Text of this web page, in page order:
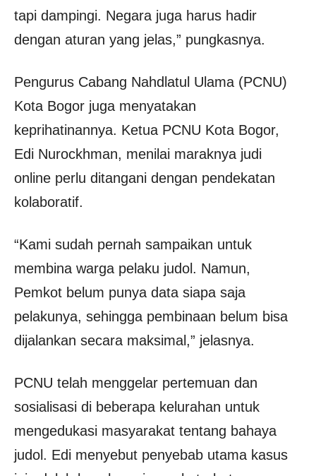
tapi dampingi. Negara juga harus hadir
dengan aturan yang jelas,” pungkasnya.
Pengurus Cabang Nahdlatul Ulama (PCNU)
Kota Bogor juga menyatakan
keprihatinannya. Ketua PCNU Kota Bogor,
Edi Nurockhman, menilai maraknya judi
online perlu ditangani dengan pendekatan
kolaboratif.
“Kami sudah pernah sampaikan untuk
membina warga pelaku judol. Namun,
Pemkot belum punya data siapa saja
pelakunya, sehingga pembinaan belum bisa
dijalankan secara maksimal,” jelasnya.
PCNU telah menggelar pertemuan dan
sosialisasi di beberapa kelurahan untuk
mengedukasi masyarakat tentang bahaya
judol. Edi menyebut penyebab utama kasus